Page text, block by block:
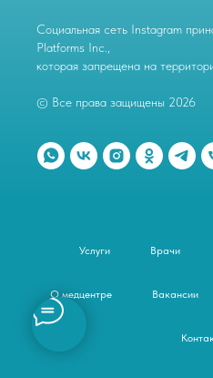
Социальная сеть Instagram
Platforms Inc.,
которая запрещена на
© Все права защищены 2026
Услуги Врачи
О медцентре Вакансии